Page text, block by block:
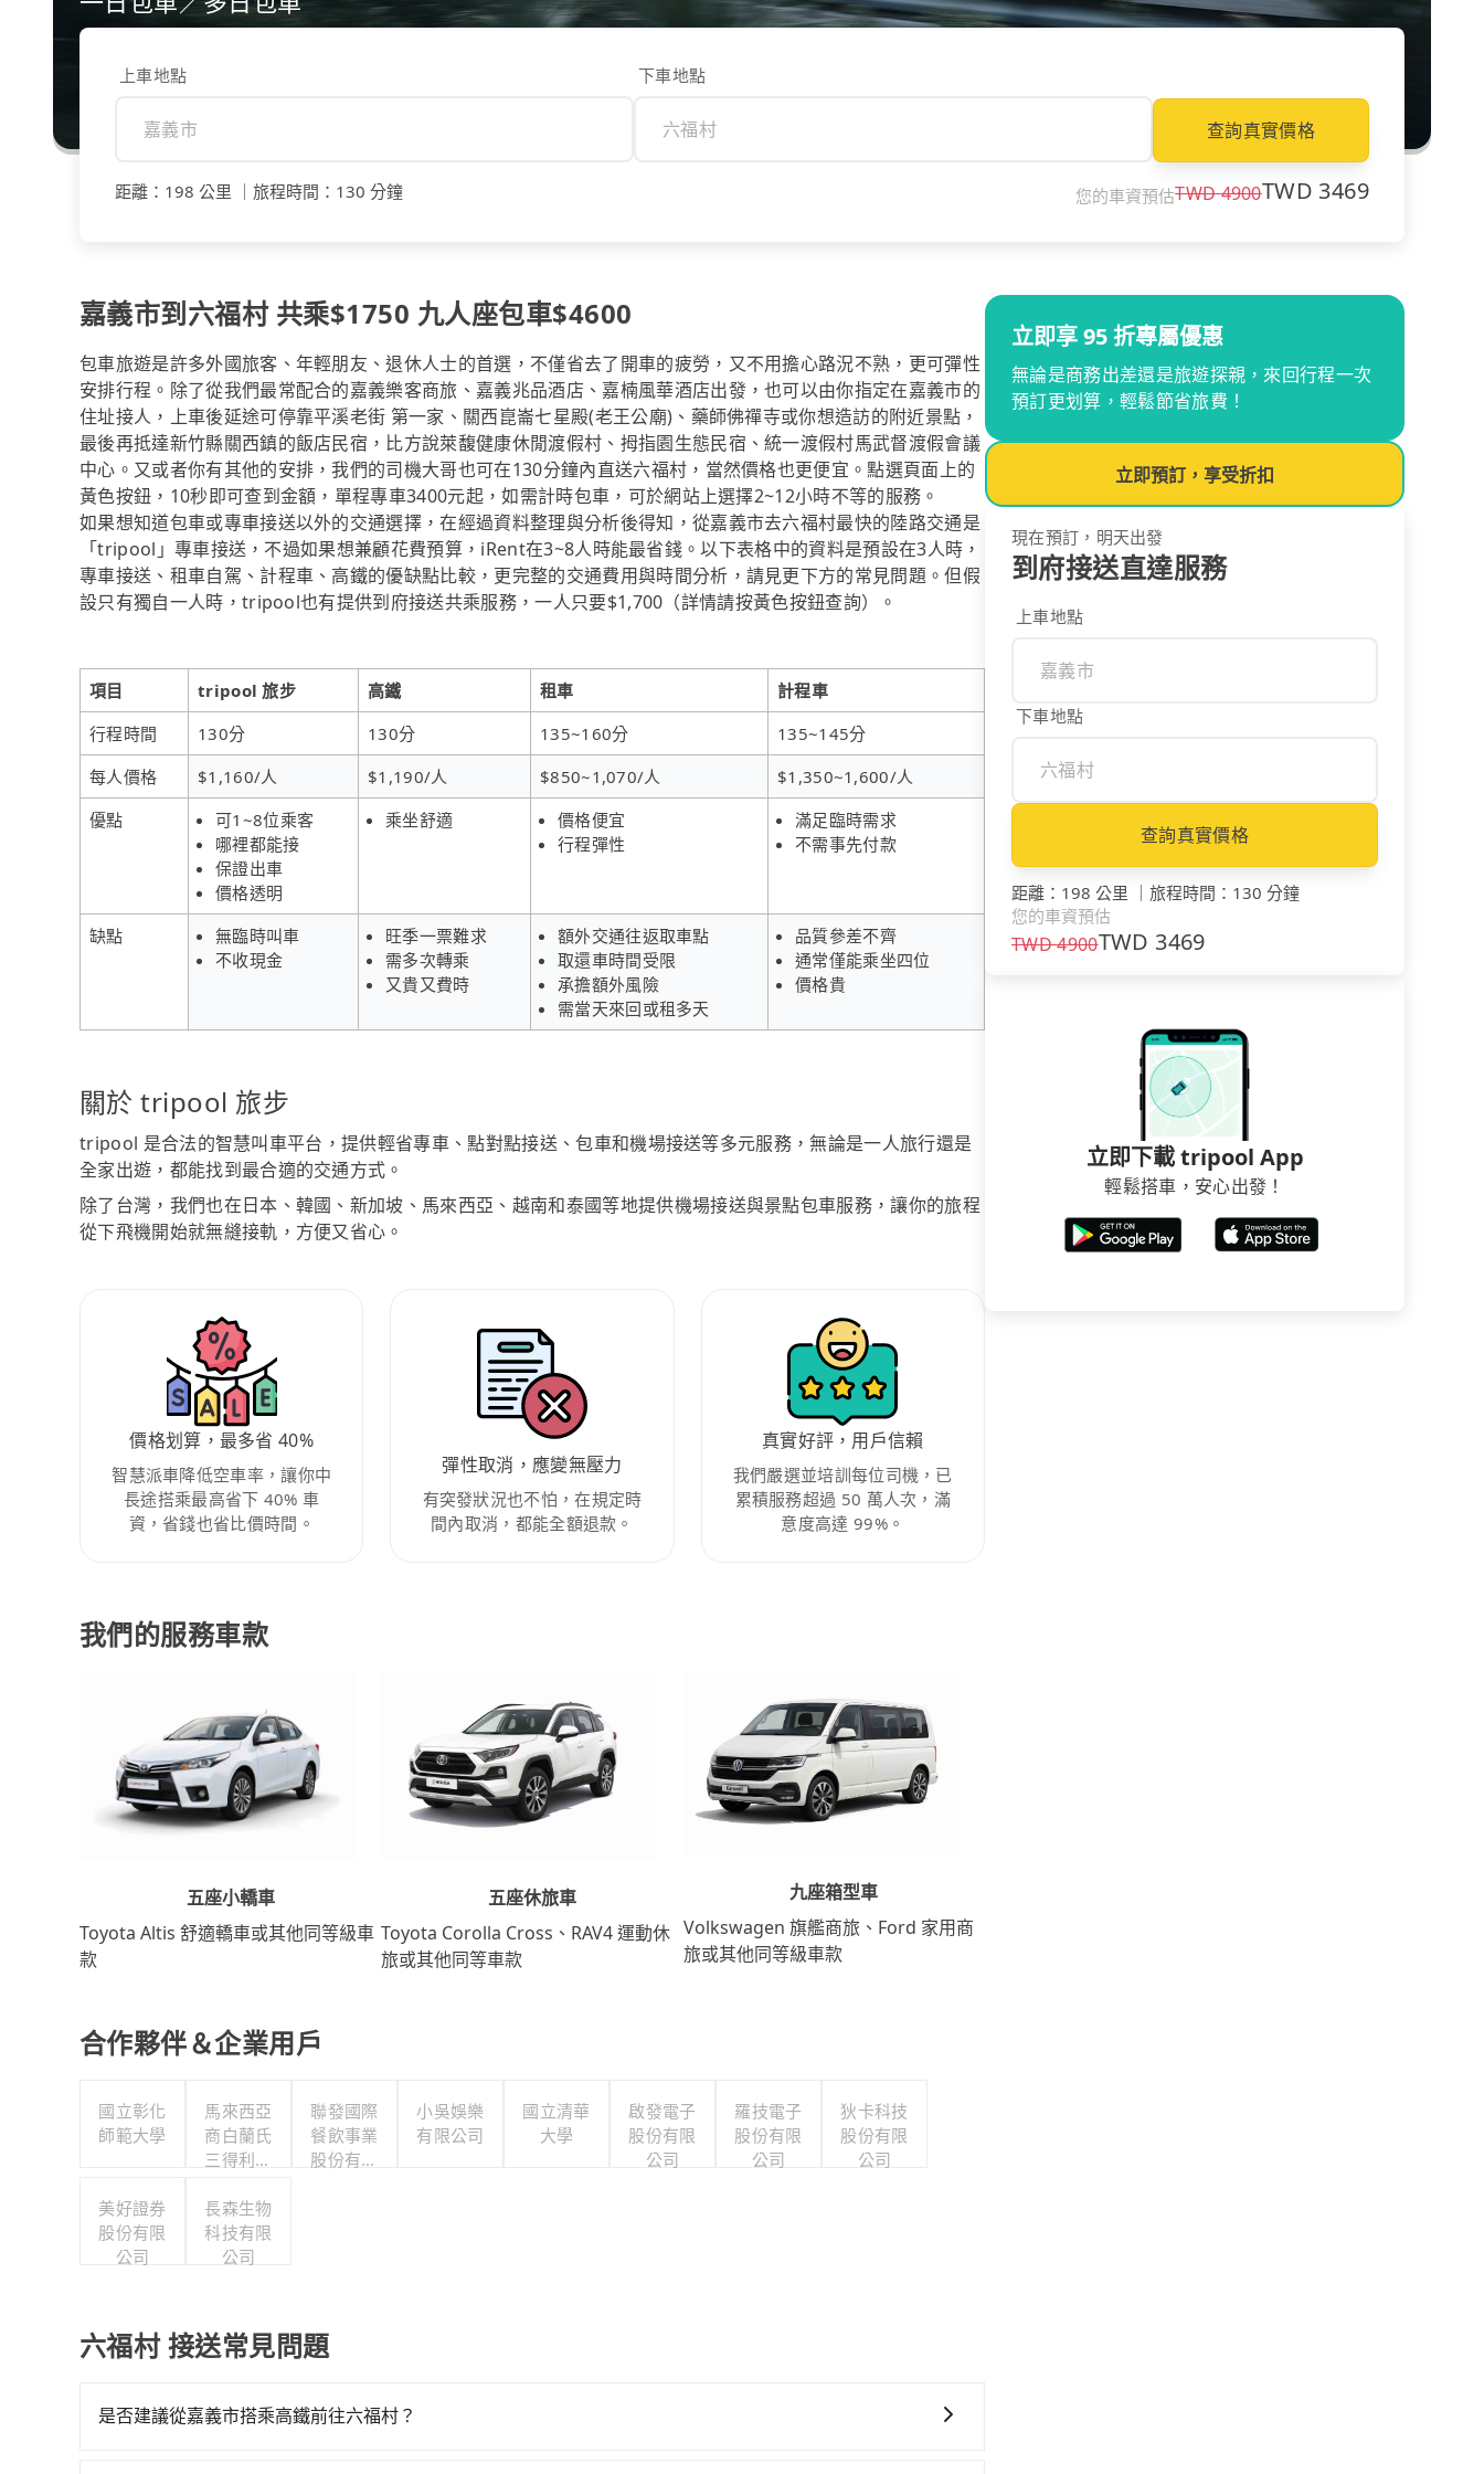
上車地點 下車地點
查詢真實價格
距離 ： 198 公里 旅程時間 ： 130 分鐘 您的車資預估TWD4900TWD 3469
嘉義市到六福村 共乘$1750 九人座包車$4600
包車旅遊是許多外國旅客、年輕朋友、退休人士的首選，不僅省去了開車的疲勞，又不用擔心路況不熟，更可彈性
安排行程。除了從我們最常配合的嘉義樂客商旅、嘉義兆品酒店、嘉楠風華酒店出發，也可以由你指定在嘉義市的
住址接人，上車後延途可停靠平溪老街 第一家、關西崑崙七星殿(老王公廟)、藥師佛禪寺或你想造訪的附近景點，
最後再抵達新竹縣關西鎮的飯店民宿，比方說萊馥健康休閒渡假村、拇指園生態民宿、統一渡假村馬武督渡假會議
中心。又或者你有其他的安排，我們的司機大哥也可在130分鐘內直送六福村，當然價格也更便宜。點選頁面上的
黃色按鈕，10秒即可查到金額，單程專車3400元起，如需計時包車，可於網站上選擇2~12小時不等的服務。
如果想知道包車或專車接送以外的交通選擇，在經過資料整理與分析後得知，從嘉義市去六福村最快的陸路交通是
「tripool」專車接送，不過如果想兼顧花費預算，iRent在3~8人時能最省錢。以下表格中的資料是預設在3人時，
專車接送、租車自駕、計程車、高鐵的優缺點比較，更完整的交通費用與時間分析，請見更下方的常見問題。但假
設只有獨自一人時，tripool也有提供到府接送共乘服務，一人只要$1,700（詳情請按黃色按鈕查詢）。
項目 tripool 旅步 高鐵 租車
計程車
行程時間
130分 130分 135~160分
135~145分
每人價格
$1,160/人 $1,190/人 $850~1,070/人
$1,350~1,600/人
優點
可1~8位乘客
哪裡都能接
保證出車
價格透明
乘坐舒適
價格便宜
行程彈性
滿足臨時需求
不需事先付款
缺點
無臨時叫車
不收現金
旺季一票難求
需多次轉乘
又貴又費時
額外交通往返取車點
取還車時間受限
承擔額外風險
需當天來回或租多天
品質參差不齊
通常僅能乘坐四位
價格貴
關於 tripool 旅步
tripool 是合法的智慧叫車平台，提供輕省專車、點對點接送、包車和機場接送等多元服務，無論是一人旅行還是
全家出遊，都能找到最合適的交通方式。
除了台灣，我們也在日本、韓國、新加坡、馬來西亞、越南和泰國等地提供機場接送與景點包車服務，讓你的旅程
從下飛機開始就無縫接軌，方便又省心。
價格划算，最多省 40%
智慧派車降低空車率，讓你中
長途搭乘最高省下 40% 車
資，省錢也省比價時間。
彈性取消，應變無壓力
有突發狀況也不怕，在規定時
間內取消，都能全額退款。
真實好評，用戶信賴
我們嚴選並培訓每位司機，已
累積服務超過 50 萬人次，滿
意度高達 99%。
我們的服務車款
五座小轎車
Toyota Altis 舒適轎車或其他同等級車
款
五座休旅車
Toyota Corolla Cross、RAV4 運動休
旅或其他同等車款
九座箱型車
Volkswagen 旗艦商旅、Ford 家用商
旅或其他同等級車款
合作夥伴＆企業用戶
國立彰化
師範大學
馬來西亞
商白蘭氏
三得利股
司台灣分
公司
聯發國際
餐飲事業
股份有限
小吳娛樂
有限公司
國立清華
大學
啟發電子
股份有限
公司
羅技電子
股份有限
公司
狄卡科技
股份有限
公司
美好證券
股份有限
公司
長森生物
科技有限
公司
六福村 接送常見問題
是否建議從嘉義市搭乘高鐵前往六福村？
立即享 95 折專屬優惠
無論是商務出差還是旅遊探親，來回行程一次
預訂更划算，輕鬆節省旅費！
立即預訂，享受折扣
現在預訂，明天出發
到府接送直達服務
上車地點
下車地點
查詢真實價格
距離 ： 198 公里 ｜ 旅程時間 ： 130 分鐘
您的車資預估
TWD4900TWD 3469
立即下載 tripool App
輕鬆搭車，安心出發！